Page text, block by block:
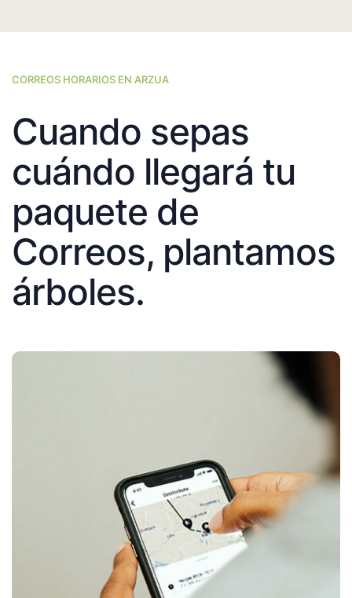
CORREOS HORARIOS EN ARZUA
Cuando sepas
cuándo llegará tu
paquete de
Correos, plantamos
árboles.